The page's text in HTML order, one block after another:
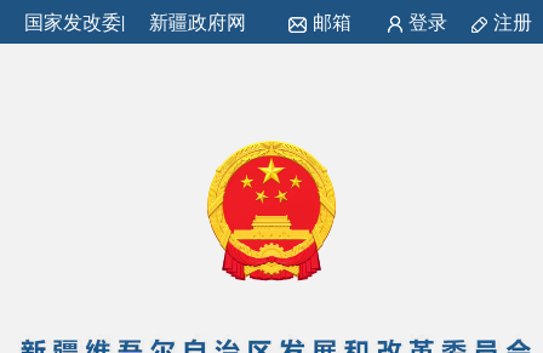
国家发改委| 新疆政府网 邮箱 登录 注册